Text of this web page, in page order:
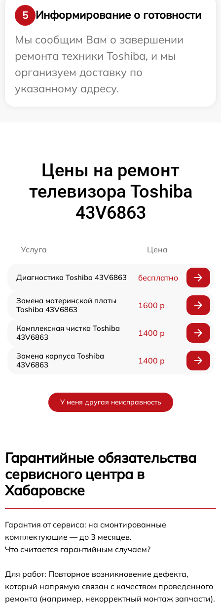
5
Информирование о готовности
Мы сообщим Вам о завершении
ремонта техники Toshiba, и мы
организуем доставку по
указанному адресу.
Цены на ремонт
телевизора Toshiba
43V6863
Услуга Цена
Диагностика Toshiba 43V6863 бесплатно
Замена материнской платы
Toshiba 43V6863
1600 р
Комплексная чистка Toshiba
43V6863
1400 р
Замена корпуса Toshiba
43V6863
1400 р
У меня другая неисправность
Гарантийные обязательства
сервисного центра в
Хабаровске
Гарантия от сервиса: на смонтированные
комплектующие — до 3 месяцев.
Что считается гарантийным случаем?
Для работ: Повторное возникновение дефекта,
который напрямую связан с качеством проведенного
ремонта (например, некорректный монтаж запчасти).